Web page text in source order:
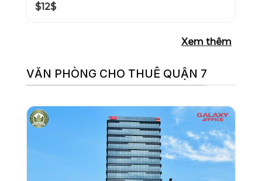
$12$
Xem thêm
VĂN PHÒNG CHO THUÊ QUẬN 7